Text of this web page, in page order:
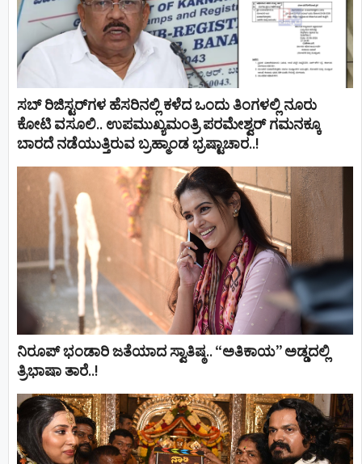
ಸಬ್ ರಿಜಿಸ್ಟರ್​ಗಳ ಹೆಸರಿನಲ್ಲಿ ಕಳೆದ ಒಂದು ತಿಂಗಳಲ್ಲಿ ನೂರು
ಕೋಟಿ ವಸೂಲಿ.. ಉಪಮುಖ್ಯಮಂತ್ರಿ ಪರಮೇಶ್ವರ್​ ಗಮನಕ್ಕೂ
ಬಾರದೆ ನಡೆಯುತ್ತಿರುವ ಬ್ರಹ್ಮಾಂಡ ಭ್ರಷ್ಟಾಚಾರ..!
ನಿರೂಪ್ ಭಂಡಾರಿ ಜತೆಯಾದ ಸ್ವಾತಿಷ್ಠ.. “ಅತಿಕಾಯ” ಅಡ್ಡದಲ್ಲಿ
ತ್ರಿಭಾಷಾ ತಾರೆ..!